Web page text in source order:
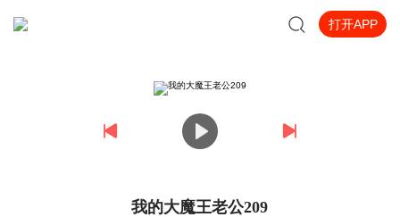
打开APP
我的大魔王老公209